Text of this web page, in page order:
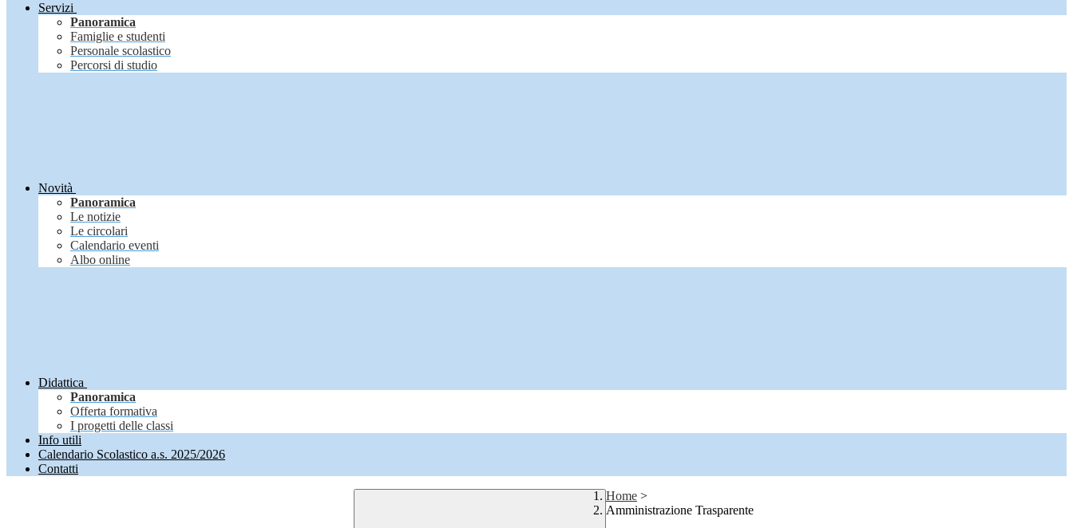
Servizi
Panoramica
Famiglie e studenti
Personale scolastico
Percorsi di studio
Novità
Panoramica
Le notizie
Le circolari
Calendario eventi
Albo online
Didattica
Panoramica
Offerta formativa
I progetti delle classi
Info utili
Calendario Scolastico a.s. 2025/2026
Contatti
Home >
Amministrazione Trasparente